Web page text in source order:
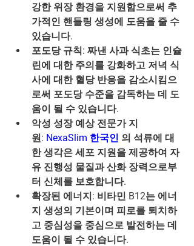
강한 위장 환경을 지원함으로써 추
가적인 핸들링 생성에 도움을 줄 수
있습니다.
포도당 규칙: 짜낸 사과 식초는 인슐
린에 대한 주의를 강화하고 저녁 식
사에 대한 혈당 반응을 감소시킴으
로써 포도당 수준을 감독하는 데 도
움이 될 수 있습니다.
악성 성장 예상 전문가 지
원: NexaSlim 한국인 의 석류에 대
한 생각은 세포 지원을 제공하여 자
유 진행성 물질과 산화 장력으로부
터 신체를 보호합니다.
확장된 에너지: 비타민 B12는 에너
지 생성의 기본이며 피로를 퇴치하
고 중심성을 중심으로 발전하는 데
도움이 될 수 있습니다.